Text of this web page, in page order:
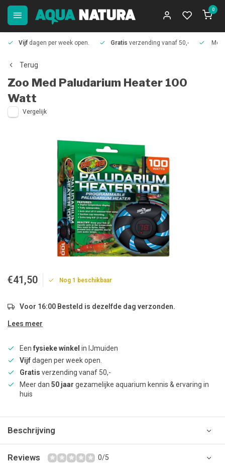
0
Vijf dagen per week open. Gratis verzending vanaf 50,-
Terug
Zoo Med Paludarium Heater 100
Watt
Vergelijk
€41,50 Nog 1 beschikbaar
Voor 16:00 Besteld is dezelfde dag verzonden.
Lees meer
Een fysieke winkel in IJmuiden
Vijfdagen per week open.
Gratis verzending vanaf 50,-
Meer dan 50 jaar gezamelijke aquarium kennis & ervaring in
huis
Beschrijving
Reviews 0/5